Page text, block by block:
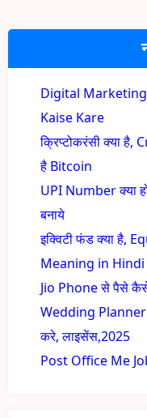
Digital
Kaise Kare
क्रिप्टोकरंसी क्या
है Bitcoin
UPI Number क्या
बनाये
इक्विटी फंड क्या है,
Meaning in Hindi
Jio Phone से पैसे
Wedding Planner
करे, लाइसेंस,2025
Post Office Me